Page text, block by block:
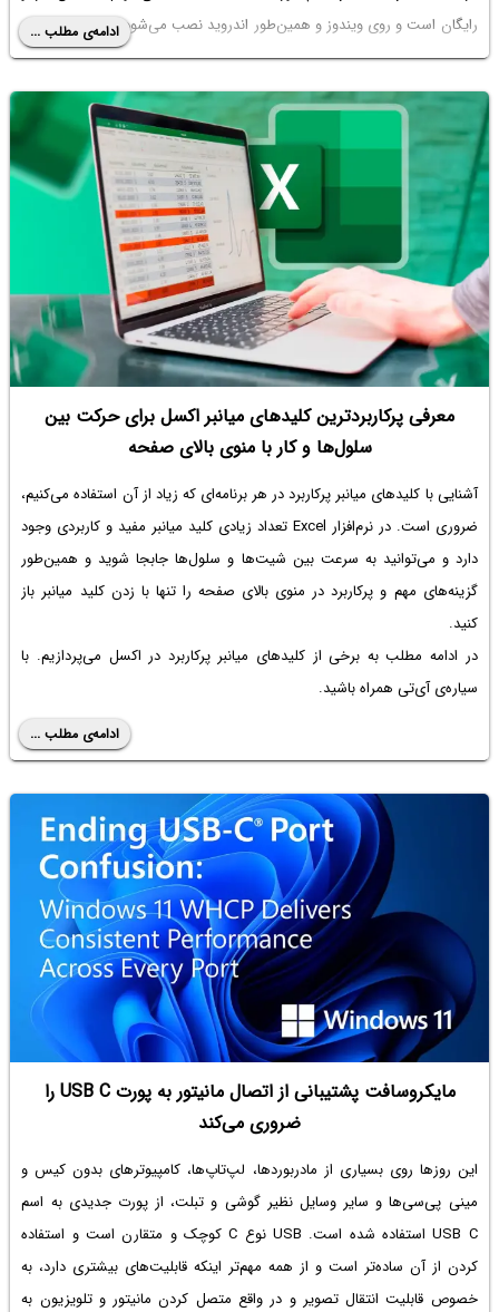
رایگان است و روی ویندوز و همین‌طور اندروید نصب می‌شود. با سیاره‌ی آی‌تی
همراه باشید.
ادامه‌ی مطلب ...
معرفی پرکاربردترین کلیدهای میانبر اکسل برای حرکت بین
سلول‌ها و کار با منوی بالای صفحه
آشنایی با کلیدهای میانبر پرکاربرد در هر برنامه‌ای که زیاد از آن استفاده می‌کنیم،
ضروری است. در نرم‌افزار Excel تعداد زیادی کلید میانبر مفید و کاربردی وجود
دارد و می‌توانید به سرعت بین شیت‌ها و سلول‌ها جابجا شوید و همین‌طور
گزینه‌های مهم و پرکاربرد در منوی بالای صفحه را تنها با زدن کلید میانبر باز
کنید.
در ادامه مطلب به برخی از کلیدهای میانبر پرکاربرد در اکسل می‌پردازیم. با
سیاره‌ی آی‌تی همراه باشید.
ادامه‌ی مطلب ...
مایکروسافت پشتیبانی از اتصال مانیتور به پورت USB C‌ را
ضروری می‌کند
این روزها روی بسیاری از مادربوردها، لپ‌تاپ‌ها، کامپیوترهای بدون کیس و
مینی پی‌سی‌ها و سایر وسایل نظیر گوشی و تبلت، از پورت جدیدی به اسم
USB C استفاده شده است. USB نوع C کوچک و متقارن است و استفاده
کردن از آن ساده‌تر است و از همه مهم‌تر اینکه قابلیت‌های بیشتری دارد، به
خصوص قابلیت انتقال تصویر و در واقع متصل کردن مانیتور و تلویزیون به